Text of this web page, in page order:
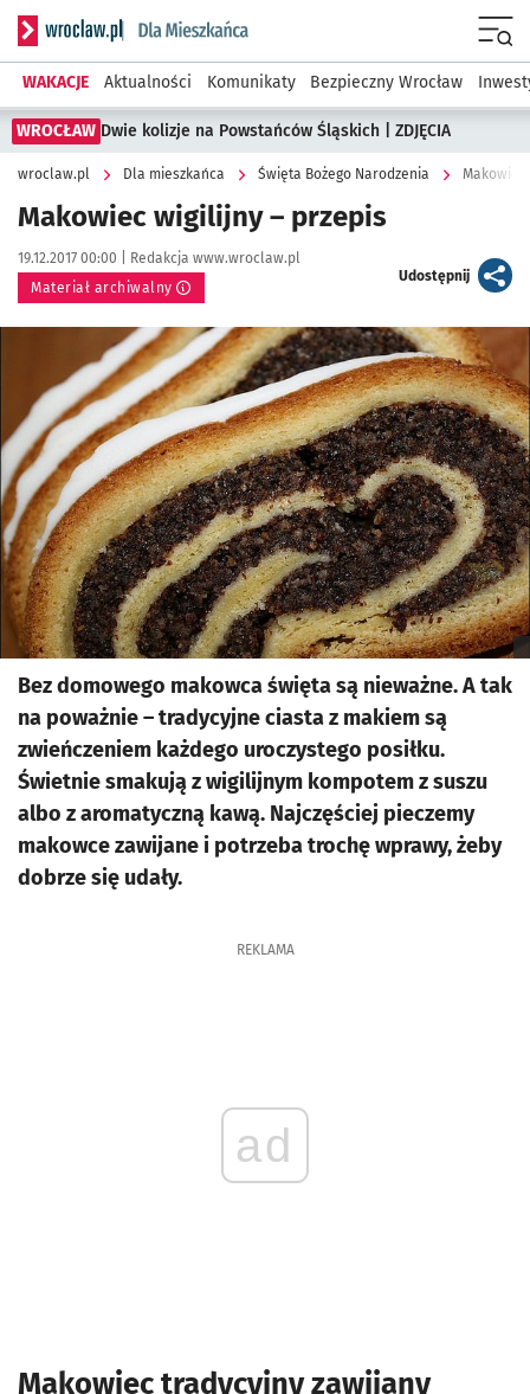
Serwis informacyjny wroclaw.pl podserwis: Dla mieszkańca
WAKACJE Aktualności Komunikaty Bezpieczny Wrocław
WROCŁAW Dwie kolizje na Powstańców Śląskich | ZDJĘCIA
wroclaw.pl Dla mieszkańca Święta Bożego Narodzenia
Makowiec wigilijny – przepis
Data publikacji:
19.12.2017 00:00 | Autor:
Redakcja www.wroclaw.pl
Materiał archiwalny
Udostępnijartykuł
Kliknij, aby powiększyć
Bez domowego makowca święta są nieważne. A tak
na poważnie – tradycyjne ciasta z makiem są
zwieńczeniem każdego uroczystego posiłku.
Świetnie smakują z wigilijnym kompotem z suszu
albo z aromatyczną kawą. Najczęściej pieczemy
makowce zawijane i potrzeba trochę wprawy, żeby
dobrze się udały.
REKLAMA
ad
Makowiec tradycyjny zawijany